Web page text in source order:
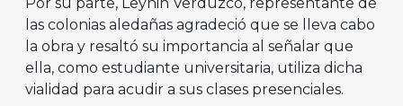
las colonias aledañas agradeció que se lleva cabo
la obra y resaltó su importancia al señalar que
ella, como estudiante universitaria, utiliza dicha
vialidad para acudir a sus clases presenciales.